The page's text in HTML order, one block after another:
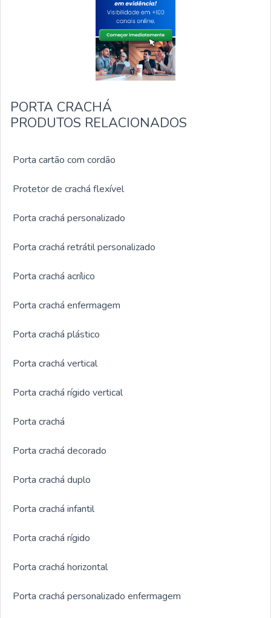
PORTA CRACHÁ
PRODUTOS RELACIONADOS
Porta cartão com cordão
Protetor de crachá flexível
Porta crachá personalizado
Porta crachá retrátil personalizado
Porta crachá acrílico
Porta crachá enfermagem
Porta crachá plástico
Porta crachá vertical
Porta crachá rígido vertical
Porta crachá
Porta crachá decorado
Porta crachá duplo
Porta crachá infantil
Porta crachá rígido
Porta crachá horizontal
Porta crachá personalizado enfermagem